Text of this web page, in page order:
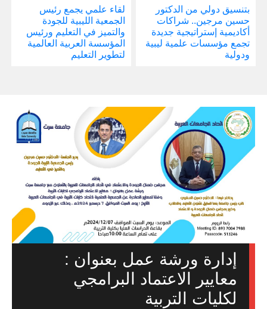
بتنسيق دولي من الدكتور
حسين مرجين.. شراكات
أكاديمية إستراتيجية جديدة
تجمع مؤسسات علمية ليبية
ودولية
لقاء علمي يجمع رئيس
الجمعية الليبية للجودة
والتميز في التعليم ورئيس
المؤسسة العربية العالمية
لتطوير التعليم
إدارة ورشة عمل بعنوان :
معايير الاعتماد البرامجي
لكليات التربية